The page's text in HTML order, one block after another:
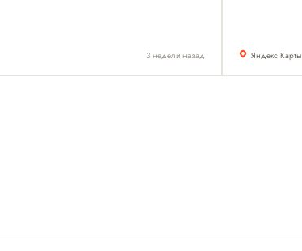
3 недели назад Яндекс Карты